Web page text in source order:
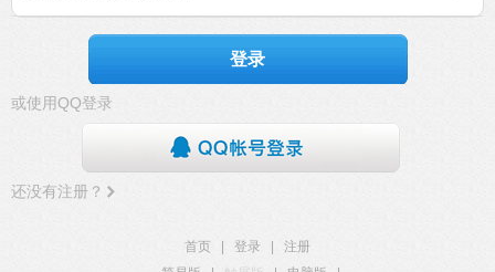
登录
或使用QQ登录
还没有注册？
首页 登录
注册